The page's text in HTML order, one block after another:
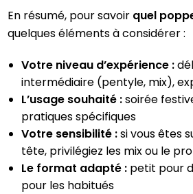
En résumé, pour savoir quel
quelques éléments à considérer :
Votre niveau d’expérience :
intermédiaire (pentyle, mix),
L’usage souhaité :soirée
pratiques spécifiques
Votre sensibilité :si vous êtes
tête, privilégiez les mix ou le
Le format adapté : petit pour
pour les habitués